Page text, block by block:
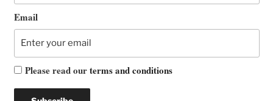
Email
Please read ourterms and conditions